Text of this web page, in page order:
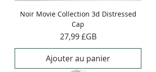
Noir Movie Collection 3d Distressed
Cap
Prix
27,99 £GB
Ajouter au panier